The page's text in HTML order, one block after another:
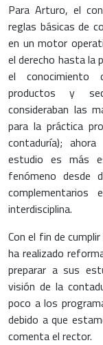
Para Arturo, el
reglas básicas de
en un motor
el derecho hasta la
el conocimiento
productos y
consideraban las
para la práctica
contaduría);
estudio es más
fenómeno desde
interdisciplina.
Con el fin de
ha realizado
preparar a sus
visión de la
poco a los
debido a que
comenta el rector.